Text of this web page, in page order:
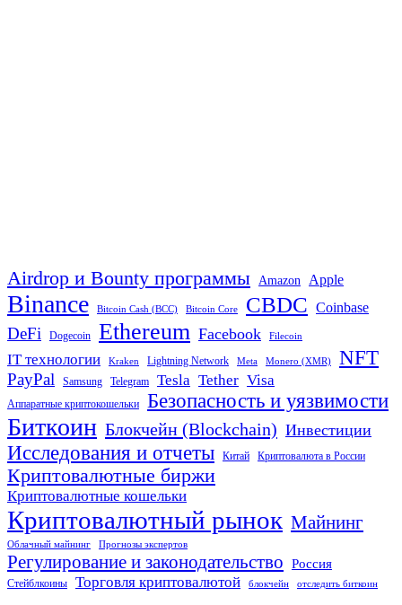
Airdrop и Bounty программы Amazon Apple
Binance Bitcoin Cash (BCC) Bitcoin Core CBDC Coinbase
DeFi Dogecoin Ethereum Facebook Filecoin
IT технологии Kraken Lightning Network Meta Monero (XMR) NFT
PayPal Samsung Telegram Tesla Tether Visa
Аппаратные криптокошельки Безопасность и уязвимости
Биткоин Блокчейн (Blockchain) Инвестиции
Исследования и отчеты Китай Криптовалюта в России
Криптовалютные биржи
Криптовалютные кошельки
Криптовалютный рынок Майнинг
Облачный майнинг Прогнозы экспертов
Регулирование и законодательство Россия
Стейблкоины Торговля криптовалютой блокчейн отследить биткоин